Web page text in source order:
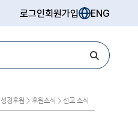
로그인회원가입 ENG
성경후원 > 후원소식 > 선교 소식